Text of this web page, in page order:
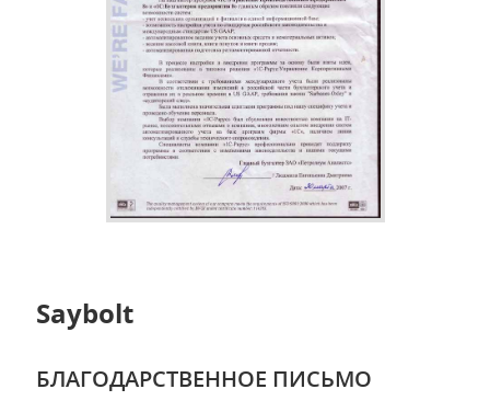
Saybolt
БЛАГОДАРСТВЕННОЕ ПИСЬМО